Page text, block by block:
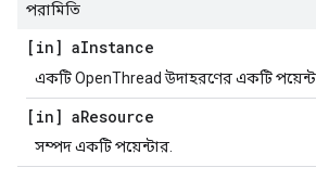
পরামিতি
[in] aInstance
একটি OpenThread উদাহরণের একটি
[in] aResource
সম্পদ একটি পয়েন্টার.